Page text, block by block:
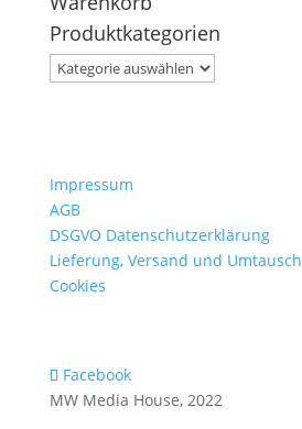
Produktkategorien
Impressum
AGB
DSGVO Datenschutzerklärung
Lieferung, Versand und Umtausch
Cookies
Facebook
MW Media House, 2022